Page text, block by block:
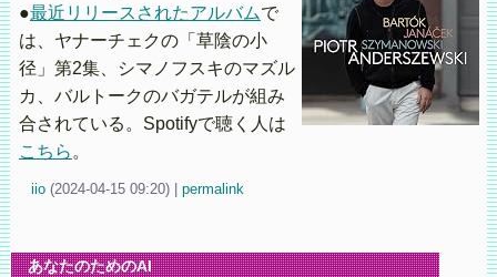
●最近リリースされたアルバムで
は、ヤナーチェクの「草陰の小
径」第2集、シマノフスキのマズル
カ、バルトークのバガテルが組み
合されている。Spotifyで聴く人は
こちら 。
iio (2024-04-15 09:20) permalink
あなたのためのAI